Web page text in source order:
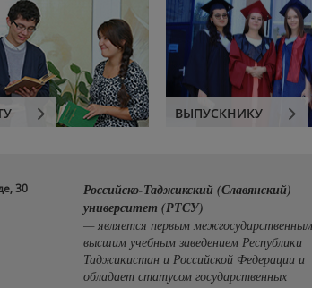
ВЫПУСКНИКУ
30
Российско-Таджикский (Славянский)
университет (РТСУ)
— является первым межгосударственным
высшим учебным заведением Республики
Таджикистан и Российской Федерации и
обладает статусом государственных